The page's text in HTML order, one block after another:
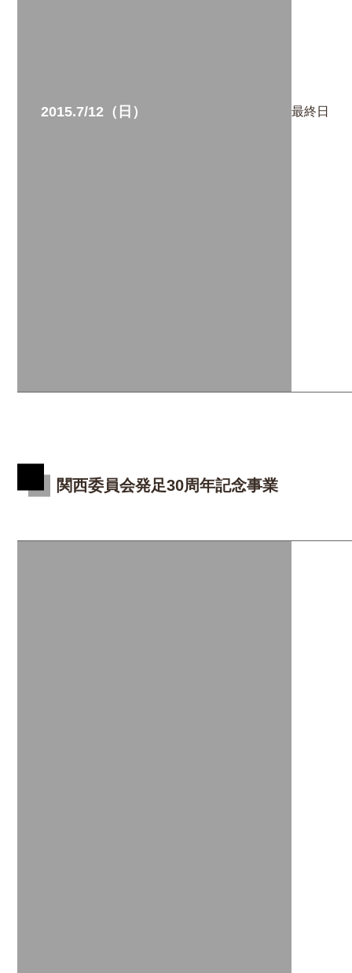
2015.7/12（日） 最終日
関西委員会発足30周年記念事業